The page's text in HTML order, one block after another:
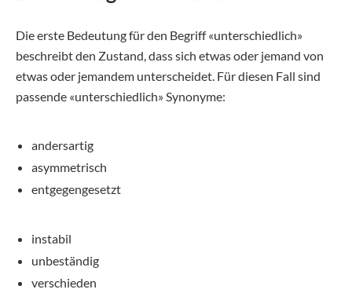
Die erste Bedeutung für den Begriff «unterschiedlich»
beschreibt den Zustand, dass sich etwas oder jemand von
etwas oder jemandem unterscheidet. Für diesen Fall sind
passende «unterschiedlich» Synonyme:
andersartig
asymmetrisch
entgegengesetzt
instabil
unbeständig
verschieden